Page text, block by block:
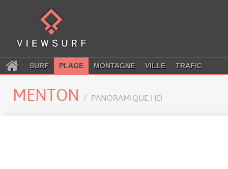
SURF PLAGE MONTAGNE VILLE TRAFIC
MENTON PANORAMIQUE HD